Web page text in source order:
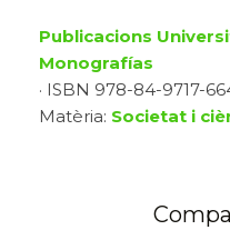
Publicacions
Monografías
· ISBN 978-84-9717-
Matèria: Societat i